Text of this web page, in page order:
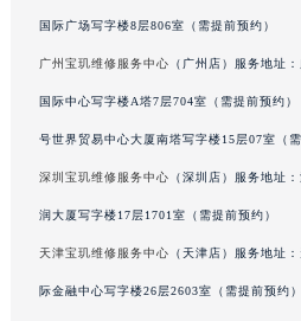
辽宁省朝阳市双塔区新华路宝玑
辽宁省丹东市振兴区七经街宝
辽宁省抚顺市新抚区东一路宝玑
辽宁省阜新市海州区解放大街
辽宁省铁岭市银州区南马路宝玑
国际广场写字楼8层806室（需提前预约）
广州宝玑维修服务中心 （广州店）服务地址
国际中心写字楼A塔7层704室（需提前预约
号世界贸易中心大厦南塔写字楼15层07室（需
深圳宝玑维修服务中心 （深圳店）服务地址
润大厦写字楼17层1701室（需提前预约）
天津宝玑维修服务中心 （天津店）服务地址
际金融中心写字楼26层2603室（需提前预约）